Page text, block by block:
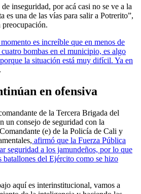
inseguridad, por acá casi no se ve a la
es una de las vías para salir a Potrerito”,
es increíble que en menos de
bombas en el municipio, es algo
la situación está muy difícil. Ya en
en ofensiva
de la Tercera Brigada del
un consejo de seguridad con la
(e) de la Policía de Cali y
afirmó que la Fuerza Pública
seguridad a los jamundeños, por lo que
batallones del Ejército como se hizo
aquí es interinstitucional, vamos a